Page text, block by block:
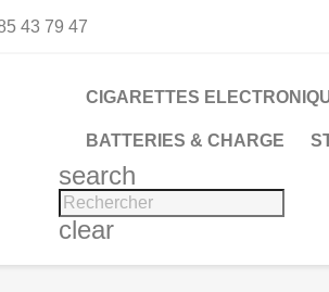
43 79 47
CIGARETTES
BATTERIES & CHARGE
search
clear